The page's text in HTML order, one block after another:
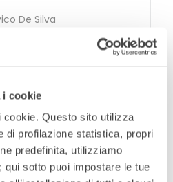
i cookie
Questo sito utilizza
di profilazione statistica, propri
predefinita, utilizziamo
sotto puoi impostare le tue
De Silva
De Silva